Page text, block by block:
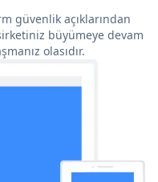
güvenlik açıklarından
büyümeye devam
olasıdır.